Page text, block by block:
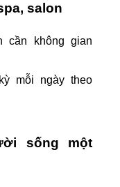
salon
cần không gian
mỗi ngày theo
sống một